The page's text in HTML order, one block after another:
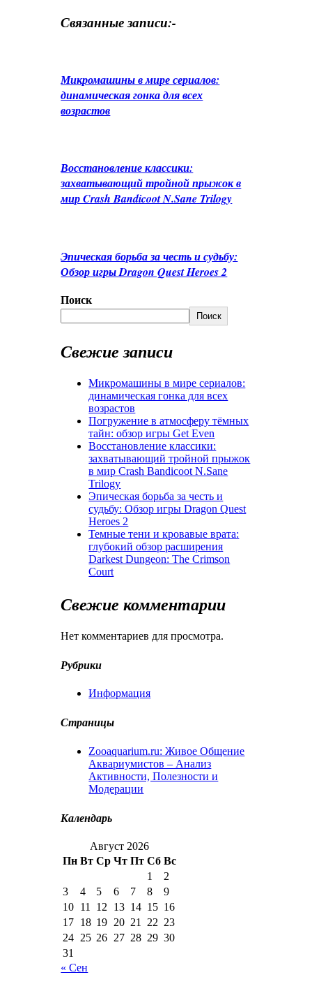
Связанные записи:-
Микромашины в мире сериалов:
динамическая гонка для всех
возрастов
Восстановление классики:
захватывающий тройной прыжок в
мир Crash Bandicoot N.Sane Trilogy
Эпическая борьба за честь и судьбу:
Обзор игры Dragon Quest Heroes 2
Поиск
Поиск
Свежие записи
Микромашины в мире сериалов:
динамическая гонка для всех
возрастов
Погружение в атмосферу тёмных
тайн: обзор игры Get Even
Восстановление классики:
захватывающий тройной прыжок
в мир Crash Bandicoot N.Sane
Trilogy
Эпическая борьба за честь и
судьбу: Обзор игры Dragon Quest
Heroes 2
Темные тени и кровавые врата:
глубокий обзор расширения
Darkest Dungeon: The Crimson
Court
Свежие комментарии
Нет комментариев для просмотра.
Рубрики
Информация
Страницы
Zooaquarium.ru: Живое Общение
Аквариумистов – Анализ
Активности, Полезности и
Модерации
Календарь
Август 2026
Пн Вт Ср Чт Пт Сб Вс
1
2
3
4 5 6 7 8
9
10 11 12 13 14 15 16
17 18 19 20 21 22 23
24 25 26 27 28 29 30
31
« Сен